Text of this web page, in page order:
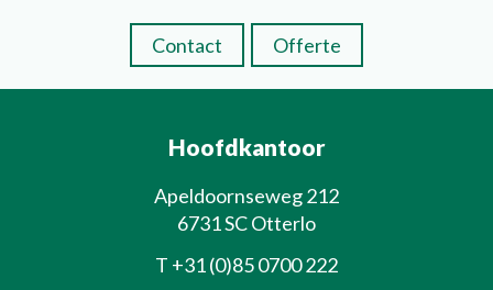
Contact Offerte
Hoofdkantoor
Apeldoornseweg 212
6731 SC Otterlo
T +31 (0)85 0700 222